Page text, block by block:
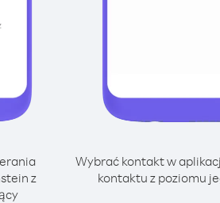
z
Wybrać kontakt w
kontaktu z poziomu